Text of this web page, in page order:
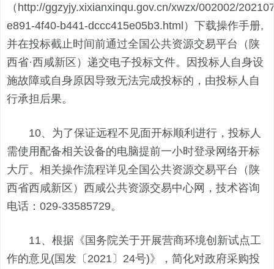
（http://ggzyjy.xixianxinqu.gov.cn/xwzx/002002/
e891-4f40-b441-dccc415e05b3.html）下载操作手册,
并在投标截止时间前通过全国公共资源交易平台（陕
西省·西咸新区）递交电子投标文件。因投标人自身设
施故障或自身原因导致无法完成投标的，由投标人自
行承担后果。
10、为了保证远程不见面开标顺利进行，投标人
需使用配备相关设备的电脑提前一小时登录网络开标
大厅。相关操作流程详见全国公共资源交易平台（陕
西省西咸新区）西咸公共资源交易中心网，技术咨询
电话：029-33585729。
11、根据《国务院关于开展营商环境创新试点工
作的意见(国发〔2021〕24号)》，简化对政府采购投